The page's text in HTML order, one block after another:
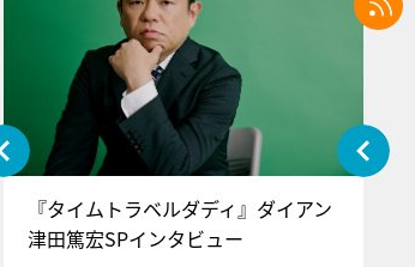
『タイムトラベルダディ』ダイアン
津田篤宏SPインタビュー